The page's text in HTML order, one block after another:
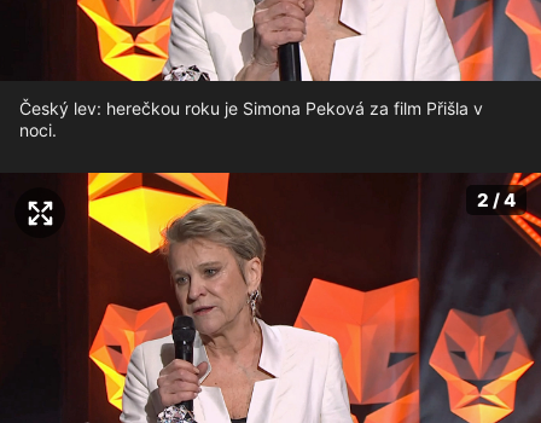
Český lev: herečkou roku je Simona Peková za film Přišla v
noci.
2 / 4